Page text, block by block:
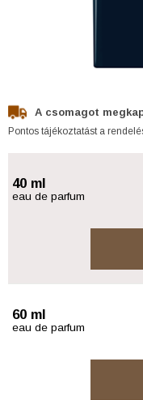
A csomagot
Pontos tájékoztatást a
40 ml
eau de parfum
60 ml
eau de parfum